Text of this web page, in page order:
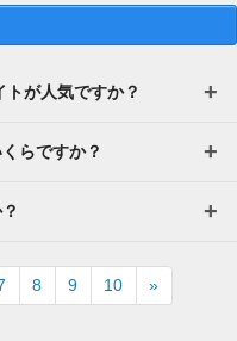
が人気ですか？
らですか？
8 9 10 »Next